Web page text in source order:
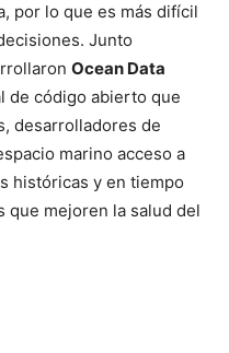
por lo que es más difícil
Junto
Ocean Data
de código abierto que
desarrolladores de
marino acceso a
históricas y en tiempo
que mejoren la salud del